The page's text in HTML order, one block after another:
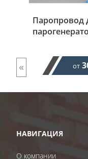
Паропровод
от
«
НАВИГАЦИЯ
О компании